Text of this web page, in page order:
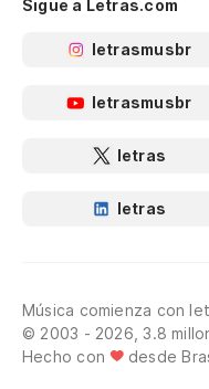
Sigue a Letras.com
letrasmusbr
letrasmusbr
letras
letras
Música comienza con
© 2003 - 2026, 3.8
Hecho con
desde